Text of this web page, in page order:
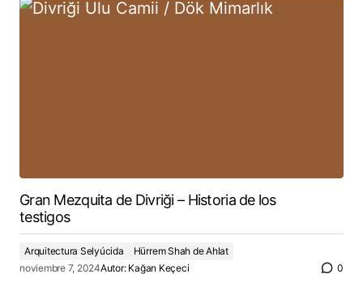
Gran Mezquita de Divriği – Historia de los
testigos
Arquitectura Selyúcida
Hürrem Shah de Ahlat
noviembre 7, 2024Autor: Kağan Keçeci 0